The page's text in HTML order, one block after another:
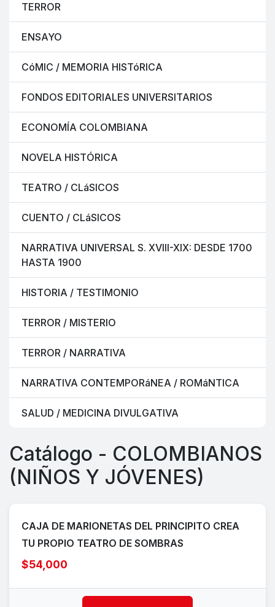
TERROR
ENSAYO
CóMIC / MEMORIA HISTóRICA
FONDOS EDITORIALES UNIVERSITARIOS
ECONOMÍA COLOMBIANA
NOVELA HISTÓRICA
TEATRO / CLáSICOS
CUENTO / CLáSICOS
NARRATIVA UNIVERSAL S. XVIII-XIX: DESDE 1700
HASTA 1900
HISTORIA / TESTIMONIO
TERROR / MISTERIO
TERROR / NARRATIVA
NARRATIVA CONTEMPORáNEA / ROMáNTICA
SALUD / MEDICINA DIVULGATIVA
Catálogo - COLOMBIANOS
(NIÑOS Y JÓVENES)
CAJA DE MARIONETAS DEL PRINCIPITO CREA
TU PROPIO TEATRO DE SOMBRAS
$54,000